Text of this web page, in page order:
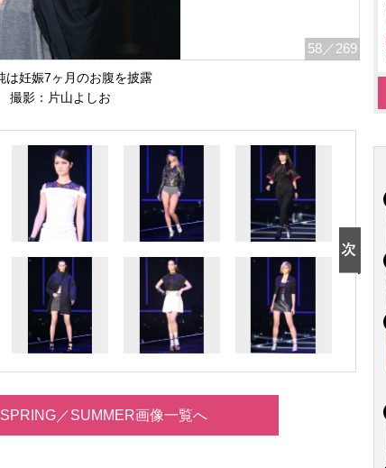
58 ／269
は妊娠7ヶ月のお腹を披露
撮影：片山よしお
／SUMMER画像一覧へ